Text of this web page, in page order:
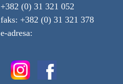
+382 (0) 31 321 052
faks: +382 (0) 31 321 378
e-adresa: